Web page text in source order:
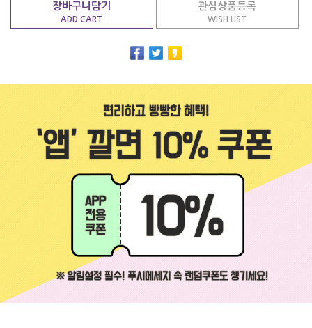
장바구니담기
ADD CART
관심상품등록
WISH LIST